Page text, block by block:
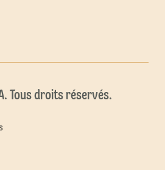
Tous droits réservés.